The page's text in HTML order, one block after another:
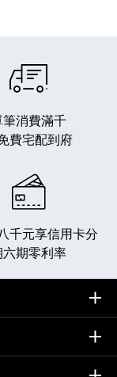
筆消費滿千
費宅配到府
千元享信用卡分
六期零利率